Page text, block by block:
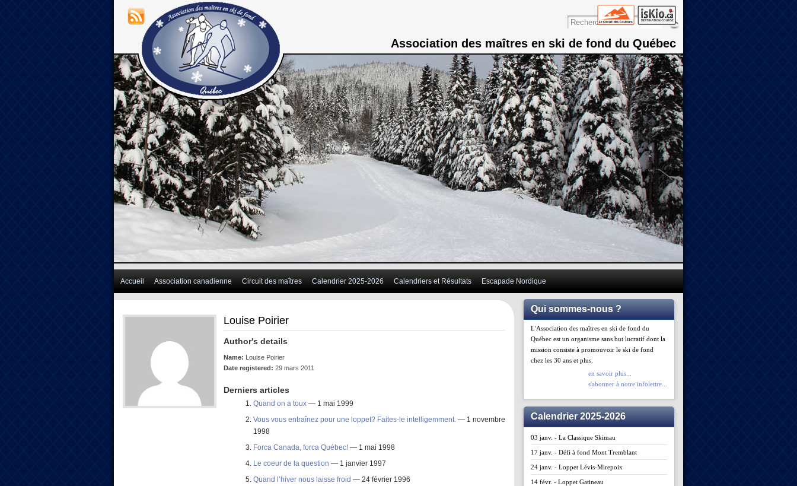
Association des maîtres en ski de fond du Québec
Accueil Association canadienne Circuit des maîtres Calendrier 2025-2026 Calendriers et Résultats Escapade Nordique
Louise Poirier
Author's details
Name: Louise Poirier
Date registered: 29 mars 2011
Derniers articles
Quand on a toux — 1 mai 1999
Vous vous entraînez pour une loppet? Faites-le intelligemment. — 1 novembre
1998
Forca Canada, forca Québec! — 1 mai 1998
Le coeur de la question — 1 janvier 1997
Quand l’hiver nous laisse froid — 24 février 1996
Qui sommes-nous ?
L'Association des maîtres en ski de fond du
Québec est un organisme sans but lucratif dont la
mission consiste à promouvoir le ski de fond
chez les 30 ans et plus.
en savoir plus...
s'abonner à notre infolettre...
Calendrier 2025-2026
03 janv. - La Classique Skimau
17 janv. - Défi à fond Mont Tremblant
24 janv. - Loppet Lévis-Mirepoix
14 févr. - Loppet Gatineau